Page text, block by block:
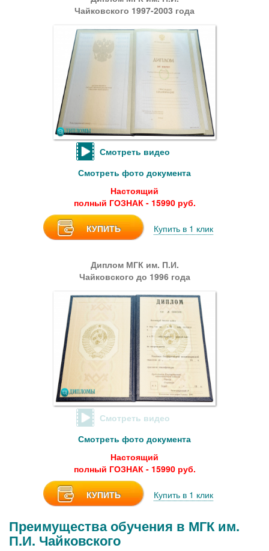
Чайковского 1997-2003 года
Смотреть видео
Смотреть фото документа
Настоящий
полный ГОЗНАК - 15990 руб.
КУПИТЬ Купить в 1 клик
Диплом МГК им. П.И.
Чайковского до 1996 года
Смотреть видео
Смотреть фото документа
Настоящий
полный ГОЗНАК - 15990 руб.
КУПИТЬ Купить в 1 клик
Преимущества обучения в МГК им.
П.И. Чайковского